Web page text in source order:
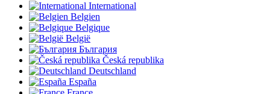
International
Belgien
Belgique
België
България
Česká republika
Deutschland
España